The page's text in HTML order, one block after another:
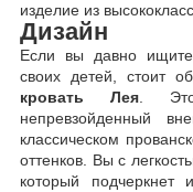
изделие из
Дизайн
Если вы давно
своих детей, стоит
крoвaть Лeя .
непревзойденный
классическом
оттенков. Вы с
который подчеркнет